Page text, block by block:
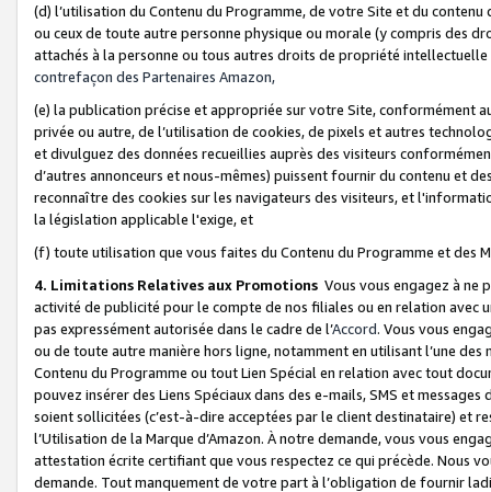
(d) l’utilisation du Contenu du Programme, de votre Site et du
ou ceux de toute autre personne physique ou morale (y compris des
attachés à la personne ou tous autres droits de propriété
contrefaçon des Partenaires Amazon,
(e) la publication précise et appropriée sur votre Site, conformément
privée ou autre, de l’utilisation de cookies, de pixels et autres
et divulguez des données recueillies auprès des visiteurs
d’autres annonceurs et nous-mêmes) puissent fournir du contenu et
reconnaître des cookies sur les navigateurs des visiteurs, et
la législation applicable l'exige, et
(f) toute utilisation que vous faites du Contenu du Programme et des
4. Limitations Relatives aux Promotions Vous vous engagez à ne
activité de publicité pour le compte de nos filiales ou en relation avec
pas expressément autorisée dans le cadre de l’Accord. Vous vous
ou de toute autre manière hors ligne, notamment en utilisant l’une
Contenu du Programme ou tout Lien Spécial en relation avec tout
pouvez insérer des Liens Spéciaux dans des e-mails, SMS et
soient sollicitées (c’est-à-dire acceptées par le client destinataire) et
l’Utilisation de la Marque d’Amazon. À notre demande, vous vous
attestation écrite certifiant que vous respectez ce qui précède. Nous
demande. Tout manquement de votre part à l’obligation de fournir